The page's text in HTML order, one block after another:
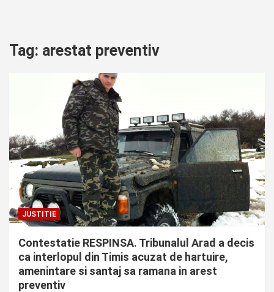
Tag: arestat preventiv
JUSTITIE
Contestatie RESPINSA. Tribunalul Arad a decis
ca interlopul din Timis acuzat de hartuire,
amenintare si santaj sa ramana in arest
preventiv